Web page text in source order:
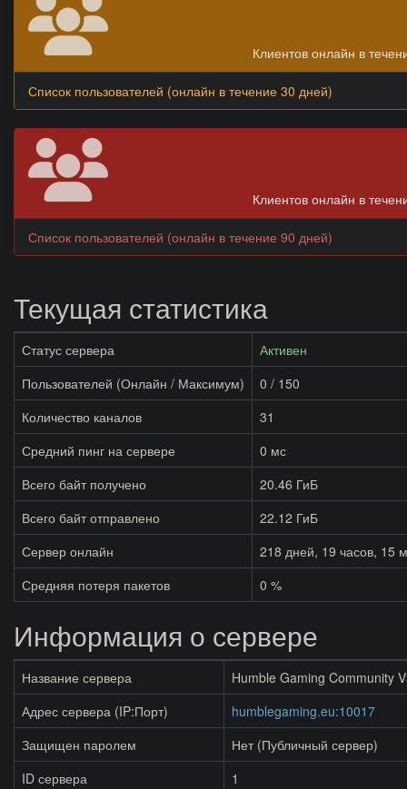
Клиентов онлайн в
Список пользователей (онлайн в течение 30 дней)
Клиентов онлайн в
Список пользователей (онлайн в течение 90 дней)
Текущая статистика
Статус сервера
Активен
Пользователей (Онлайн / Максимум)
0 / 150
Количество каналов
31
Средний пинг на сервере
0 мс
Всего байт получено
20.46 ГиБ
Всего байт отправлено
22.12 ГиБ
Сервер онлайн
218 дней, 19 часов, 15
Средняя потеря пакетов
0 %
Информация о сервере
Название сервера
Humble Gaming Community
Адрес сервера (IP:Порт)
humblegaming.eu:10017
Защищен паролем
Нет (Публичный сервер)
ID сервера
1